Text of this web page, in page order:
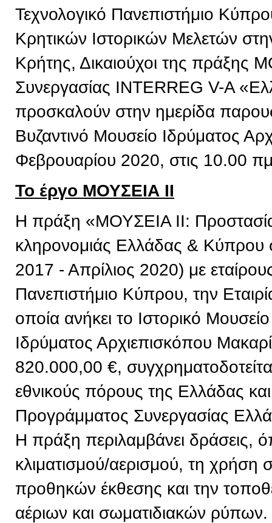
Τεχνολογικό Πανεπιστήμιο
Κρητικών Ιστορικών Μελετών
Κρήτης, Δικαιούχοι της πράξης
Συνεργασίας INTERREG V-A
προσκαλούν στην ημερίδα
Βυζαντινό Μουσείο Ιδρύματος
Φεβρουαρίου 2020, στις 10.00
Το έργο ΜΟΥΣΕΙΑ ΙΙ
Η πράξη «ΜΟΥΣΕΙΑ ΙΙ: Προστασία
κληρονομιάς Ελλάδας & Κύπρου
2017 - Απρίλιος 2020) με
Πανεπιστήμιο Κύπρου, την
οποία ανήκει το Ιστορικό
Ιδρύματος Αρχιεπισκόπου
820.000,00 €,
εθνικούς πόρους της Ελλάδας
Προγράμματος Συνεργασίας
Η πράξη περιλαμβάνει δράσεις,
κλιματισμού/αερισμού, τη χρήση
προθηκών έκθεσης και την
αέριων και σωματιδιακών